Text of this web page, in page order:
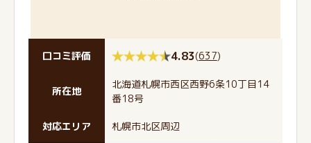
口コミ評価 4.83(637)
所在地
北海道札幌市西区西野6条10丁目14
番18号
対応エリア 札幌市北区周辺